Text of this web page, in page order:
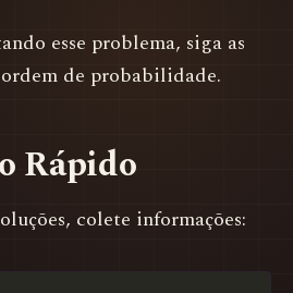
esse problema, siga as
de probabilidade.
Rápido
colete informações: